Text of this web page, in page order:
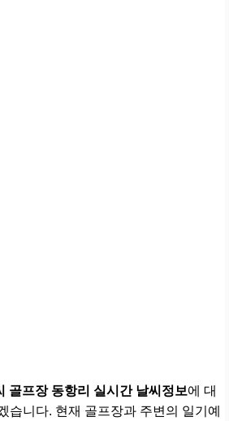
골프장 동항리 실시간 날씨정보에 대
습니다. 현재 골프장과 주변의 일기예